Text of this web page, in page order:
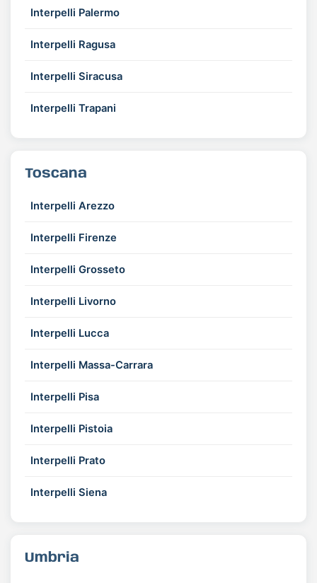
Interpelli Palermo
Interpelli Ragusa
Interpelli Siracusa
Interpelli Trapani
Toscana
Interpelli Arezzo
Interpelli Firenze
Interpelli Grosseto
Interpelli Livorno
Interpelli Lucca
Interpelli Massa-Carrara
Interpelli Pisa
Interpelli Pistoia
Interpelli Prato
Interpelli Siena
Umbria